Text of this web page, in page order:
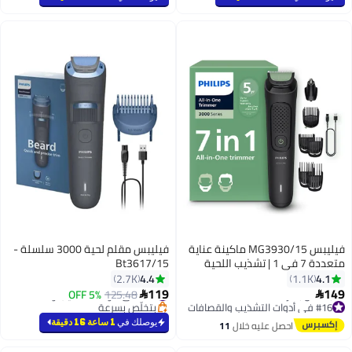
تم بيع +330 مؤخرًا
فيليبس MG3930/15 ماكينة عناية
متعددة 7 في 1 | تشذيب اللحية
والشعر والأنف | شفرات ذاتية الشحذ
USB-A | أجزاء قابلة للغسل | حقيبة
4.1
1.1K
149#16 في أدوات التشذيب والقصافات
توصيل مجاني
بتخلّص بسرعةاحصل عليه خلال 11
فيليبس مقلم لحية 3000 سلسلة -
Bt3617/15
4.4
2.7K
119
125.48
5% OFF #15 في أدوات التشذيب والقصافات
بتخلّص بسرعة
#15 في أدوات التشذيب والقصافات
يوصلك في 1 ساعة 16 دقيقة